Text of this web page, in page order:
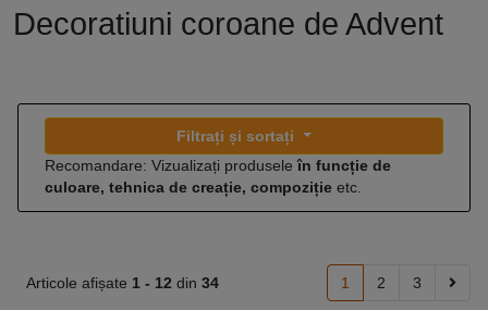
Decoratiuni coroane de Advent
Filtrați și sortați
Recomandare: Vizualizați produseleîn funcție de
culoare, tehnica de creație, compoziție etc.
Articole afișate 1 - 12 din 34 1 2 3